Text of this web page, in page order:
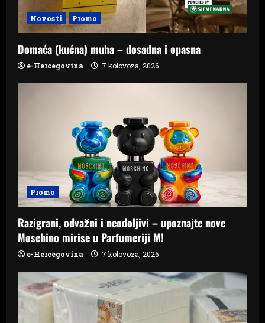
Novosti Promo
Domaća (kućna) muha – dosadna i opasna
e-Hercegovina 7 kolovoza, 2026
Promo
Razigrani, odvažni i neodoljivi – upoznajte nove
Moschino mirise u Parfumeriji M!
e-Hercegovina 7 kolovoza, 2026